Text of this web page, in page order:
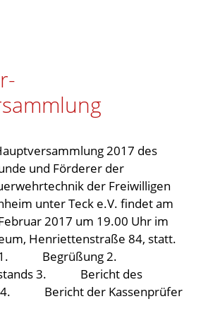
2017 des
und Förderer der
der Freiwilligen
unter Teck e.V. findet am
2017 um 19.00 Uhr im
Henriettenstraße 84, statt.
1. Begrüßung 2.
3. Bericht des
4. Bericht der Kassenprüfer